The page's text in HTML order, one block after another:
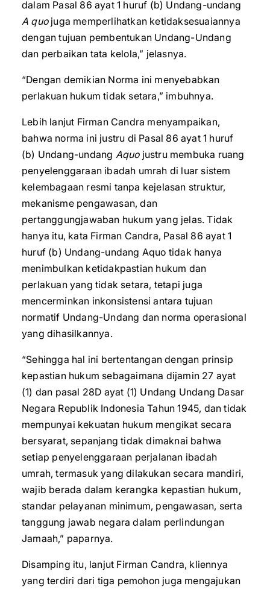
dalam Pasal 86 ayat 1 huruf (b) Undang-undang
A quojuga memperlihatkan ketidaksesuaiannya
dengan tujuan pembentukan Undang-Undang
dan perbaikan tata kelola,” jelasnya.
“Dengan demikian Norma ini menyebabkan
perlakuan hukum tidak setara,” imbuhnya.
Lebih lanjut Firman Candra menyampaikan,
bahwa norma ini justru di Pasal 86 ayat 1 huruf
(b) Undang-undang Aquojustru membuka ruang
penyelenggaraan ibadah umrah di luar sistem
kelembagaan resmi tanpa kejelasan struktur,
mekanisme pengawasan, dan
pertanggungjawaban hukum yang jelas. Tidak
hanya itu, kata Firman Candra, Pasal 86 ayat 1
huruf (b) Undang-undang Aquo tidak hanya
menimbulkan ketidakpastian hukum dan
perlakuan yang tidak setara, tetapi juga
mencerminkan inkonsistensi antara tujuan
normatif Undang-Undang dan norma operasional
yang dihasilkannya.
“Sehingga hal ini bertentangan dengan prinsip
kepastian hukum sebagaimana dijamin 27 ayat
(1) dan pasal 28D ayat (1) Undang Undang Dasar
Negara Republik Indonesia Tahun 1945, dan tidak
mempunyai kekuatan hukum mengikat secara
bersyarat, sepanjang tidak dimaknai bahwa
setiap penyelenggaraan perjalanan ibadah
umrah, termasuk yang dilakukan secara mandiri,
wajib berada dalam kerangka kepastian hukum,
standar pelayanan minimum, pengawasan, serta
tanggung jawab negara dalam perlindungan
Jamaah,” paparnya.
Disamping itu, lanjut Firman Candra, kliennya
yang terdiri dari tiga pemohon juga mengajukan